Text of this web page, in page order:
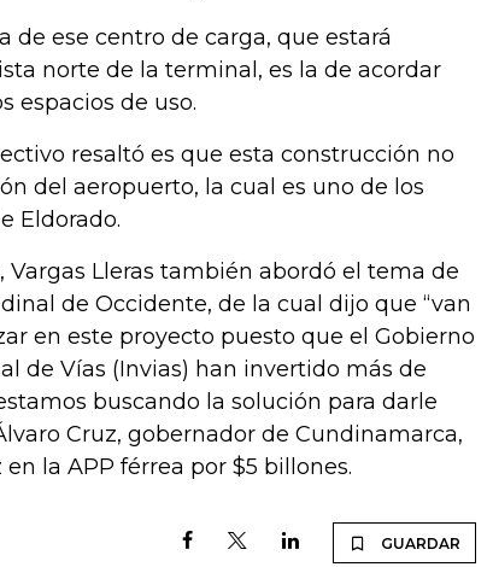
de ese centro de carga, que estará
norte de la terminal, es la de acordar
espacios de uso.
resaltó es que esta construcción no
del aeropuerto, la cual es uno de los
Eldorado.
Lleras también abordó el tema de
de Occidente, de la cual dijo que “van
en este proyecto puesto que el Gobierno
de Vías (Invias) han invertido más de
buscando la solución para darle
Cruz, gobernador de Cundinamarca,
la APP férrea por $5 billones.
GUARDAR